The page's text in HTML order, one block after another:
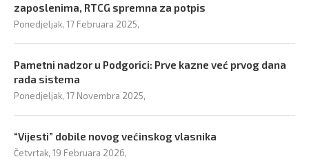
zaposlenima, RTCG spremna za potpis
Ponedjeljak, 17 Februara 2025,
Pametni nadzor u Podgorici: Prve kazne već prvog dana
rada sistema
Ponedjeljak, 17 Novembra 2025,
“Vijesti” dobile novog većinskog vlasnika
Četvrtak, 19 Februara 2026,